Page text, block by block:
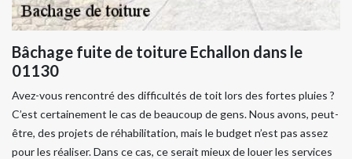
Bâchage fuite de toiture Echallon dans le
01130
Avez-vous rencontré des difficultés de toit lors des fortes pluies ?
C’est certainement le cas de beaucoup de gens. Nous avons, peut-
être, des projets de réhabilitation, mais le budget n’est pas assez
pour les réaliser. Dans ce cas, ce serait mieux de louer les services